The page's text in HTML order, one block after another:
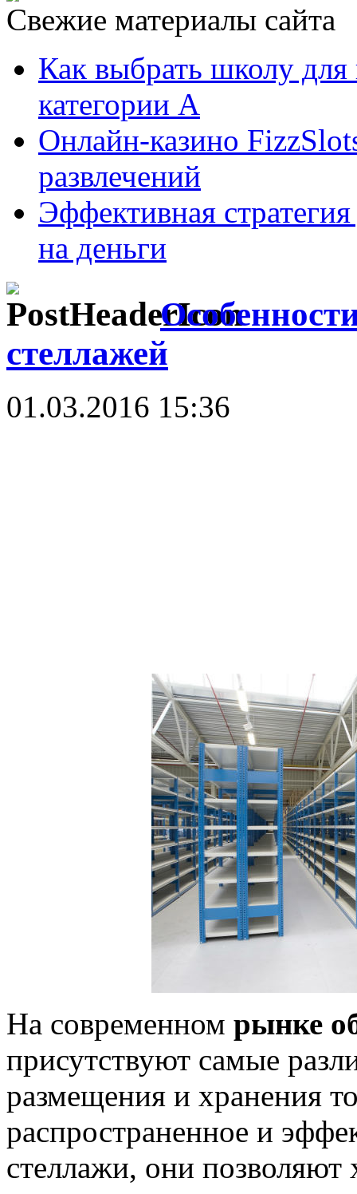
Свежие материалы сайта
Как выбрать школу для
категории А
Онлайн-казино
развлечений
Эффективная
на деньги
стеллажей
01.03.2016 15:36
На современном рынке
присутствуют самые
размещения и хранения
распространенное и
стеллажи, они позволяют